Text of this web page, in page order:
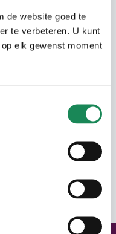
de website goed te
te verbeteren. U kunt
elk gewenst moment
uit twee
Er is een lift
met open
een apart